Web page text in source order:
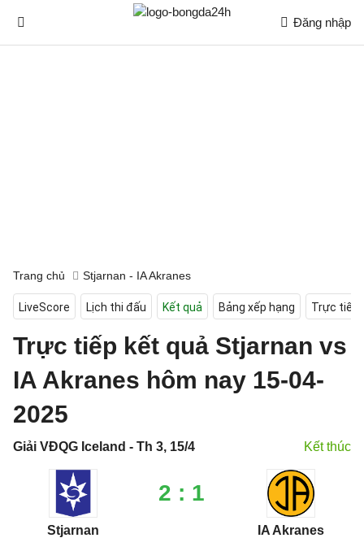
Đăng nhập
Trang chủ Stjarnan - IA Akranes
LiveScore Lịch thi đấu Kết quả Bảng xếp hạng Trực tiếp
Trực tiếp kết quả Stjarnan vs
IA Akranes hôm nay 15-04-
2025
Giải VĐQG Iceland - Th 3, 15/4 Kết thúc
Stjarnan
2 : 1
IA Akranes